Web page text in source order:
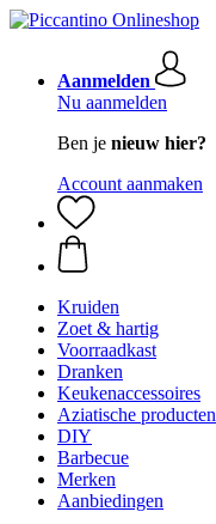
Aanmelden
Nu aanmelden
Ben je nieuw hier?
Account aanmaken
Kruiden
Zoet & hartig
Voorraadkast
Dranken
Keukenaccessoires
Aziatische producten
DIY
Barbecue
Merken
Aanbiedingen